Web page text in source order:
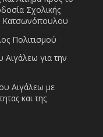
Σχολικής
Πολιτισμού
για την
Αιγάλεω με
και της